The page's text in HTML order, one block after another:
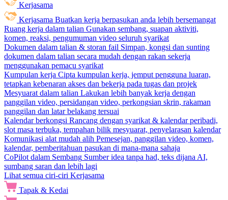
Kerjasama
Kerjasama Buatkan kerja berpasukan anda lebih bersemangat
Ruang kerja dalam talian Gunakan sembang, suapan aktiviti,
komen, reaksi, pengumuman video seluruh syarikat
Dokumen dalam talian & storan fail Simpan, kongsi dan sunting
dokumen dalam talian secara mudah dengan rakan sekerja
menggunakan pemacu syarikat
Kumpulan kerja Cipta kumpulan kerja, jemput pengguna luaran,
tetapkan kebenaran akses dan bekerja pada tugas dan projek
Mesyuarat dalam talian Lakukan lebih banyak kerja dengan
panggilan video, persidangan video, perkongsian skrin, rakaman
panggilan dan latar belakang tersuai
Kalendar berkongsi Rancang dengan syarikat & kalendar peribadi,
slot masa terbuka, tempahan bilik mesyuarat, penyelarasan kalendar
Komunikasi alat mudah alih Pemesejan, panggilan video, komen,
kalendar, pemberitahuan pasukan di mana-mana sahaja
CoPilot dalam Sembang Sumber idea tanpa had, teks dijana AI,
sumbang saran dan lebih lagi
Lihat semua ciri-ciri Kerjasama
Tapak & Kedai